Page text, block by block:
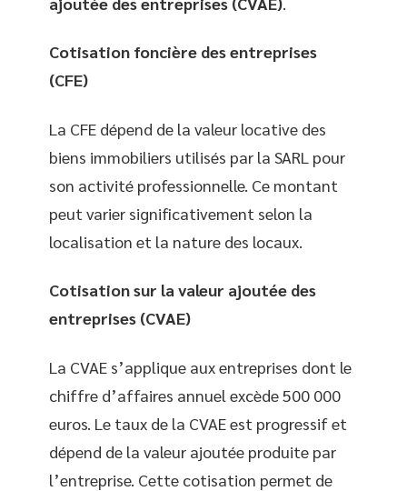
Cotisation foncière des entreprises
(CFE)
La CFE dépend de la valeur locative des
biens immobiliers utilisés par la SARL pour
son activité professionnelle. Ce montant
peut varier significativement selon la
localisation et la nature des locaux.
Cotisation sur la valeur ajoutée des
entreprises (CVAE)
La CVAE s’applique aux entreprises dont le
chiffre d’affaires annuel excède 500 000
euros. Le taux de la CVAE est progressif et
dépend de la valeur ajoutée produite par
l’entreprise. Cette cotisation permet de